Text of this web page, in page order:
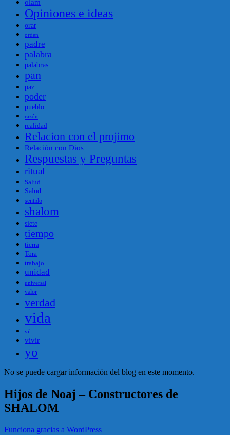
olam
Opiniones e ideas
orar
orden
padre
palabra
palabras
pan
paz
poder
pueblo
razón
realidad
Relacion con el projimo
Relación con Dios
Respuestas y Preguntas
ritual
Salud
Salud
sentido
shalom
siete
tiempo
tierra
Tora
trabajo
unidad
universal
valor
verdad
vida
vil
vivir
yo
No se puede cargar información del blog en este momento.
Hijos de Noaj – Constructores de
SHALOM
Funciona gracias a WordPress